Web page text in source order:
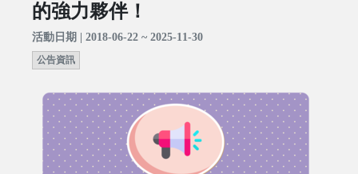
的強力夥伴！
活動日期 | 2018-06-22 ~ 2025-11-30
公告資訊